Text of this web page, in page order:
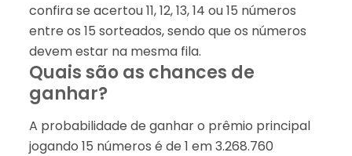
confira se acertou 11, 12, 13, 14 ou 15 números
entre os 15 sorteados, sendo que os números
devem estar na mesma fila.
Quais são as chances de
ganhar?
A probabilidade de ganhar o prêmio principal
jogando 15 números é de 1 em 3.268.760